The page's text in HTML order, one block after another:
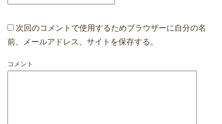
次回のコメントで使用するためブラウザーに自分の名
前、メールアドレス、サイトを保存する。
コメント